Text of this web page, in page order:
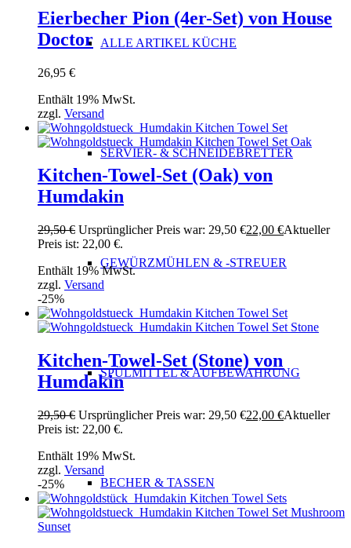
ALLE ARTIKEL KÜCHE
SERVIER- & SCHNEIDEBRETTER
GEWÜRZMÜHLEN & -STREUER
SPÜLMITTEL & AUFBEWAHRUNG
BECHER & TASSEN
Eierbecher Pion (4er-Set) von House
Doctor
26,95 €
Enthält 19% MwSt.
zzgl. Versand
Kitchen-Towel-Set (Oak) von
Humdakin
29,50€ Ursprünglicher Preis war: 29,50 €22,00 €Aktueller
Preis ist: 22,00 €.
Enthält 19% MwSt.
zzgl. Versand
-25%
Kitchen-Towel-Set (Stone) von
Humdakin
29,50€ Ursprünglicher Preis war: 29,50 €22,00 €Aktueller
Preis ist: 22,00 €.
Enthält 19% MwSt.
zzgl. Versand
-25%